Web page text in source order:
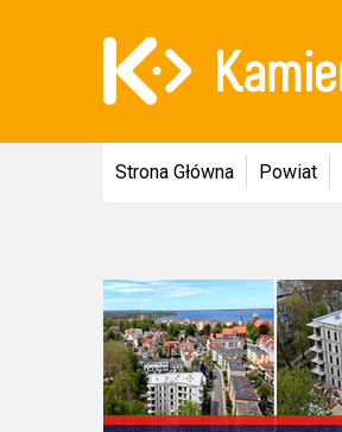
Strona Główna Powiat